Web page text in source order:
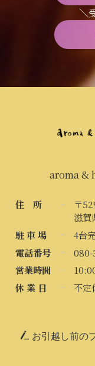
＼
aroma &
住 所
〒
滋賀
駐 車 場
4台
電話番号
080-
営業時間
休 業 日
不定
お引越し前の